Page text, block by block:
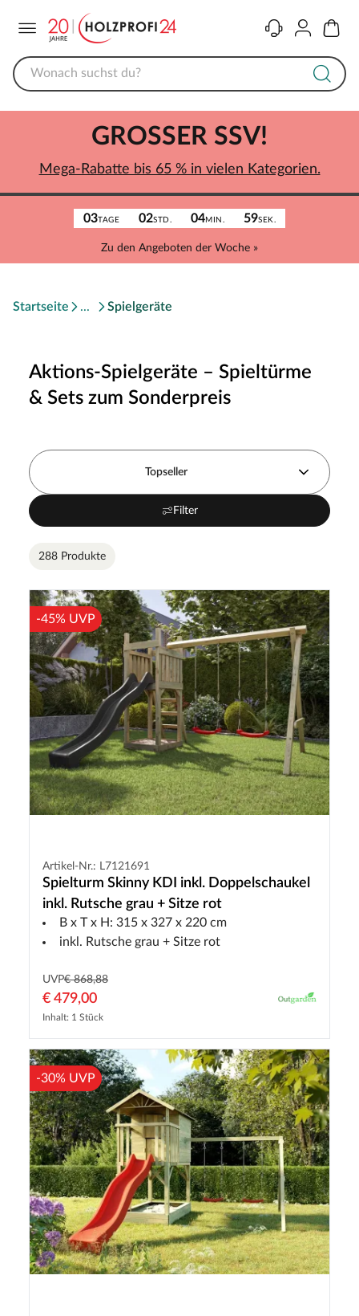
KontaktKonto
03TAGE 02STD. 04MIN. 59SEK.
Zu den Angeboten der Woche »
GROSSER SSV!
Mega-Rabatte bis 65 % in vielen Kategorien.
Startseite Spielgeräte
Aktions-Spielgeräte – Spieltürme
& Sets zum Sonderpreis
Topseller
Filter
288 Produkte
-45% UVP
Artikel-Nr.: L7121691
Spielturm Skinny KDI inkl. Doppelschaukel
inkl. Rutsche grau + Sitze rot
B x T x H: 315 x 327 x 220 cm
inkl. Rutsche grau + Sitze rot
UVP€ 868,88
€ 479,00
Inhalt: 1 Stück
-30% UVP